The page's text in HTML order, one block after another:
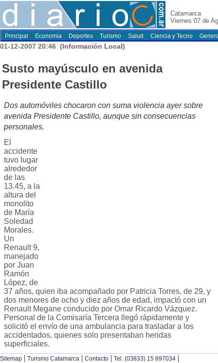
Catamarca
Viernes 07 de
Principal Economia Deportes Turismo Salud Ciencia y Tecno
01-12-2007 20:46 (Información Local)
Susto mayúsculo en avenida
Presidente Castillo
Dos automóviles chocaron con suma violencia ayer sobre
avenida Presidente Castillo, aunque sin consecuencias
personales.
El
accidente
tuvo lugar
alrededor
de las
13.45, a la
altura del
monolito
de María
Soledad
Morales.
Un
Renault 9,
manejado
por Juan
Ramón
López, de
37 años, quien iba acompañado por Patricia Torres, de 29, y
dos menores de ocho y diez años de edad, impactó con un
Renault Megane conducido por Omar Ricardo Vázquez.
Personal de la Comisaría Tercera llegó rápidamente y
solicitó el envío de una ambulancia para trasladar a los
accidentados, quienes solo presentaban heridas
superficiales.
Sitemap | Turismo Catamarca | Contacto | Tel. (03833) 15 697034 |